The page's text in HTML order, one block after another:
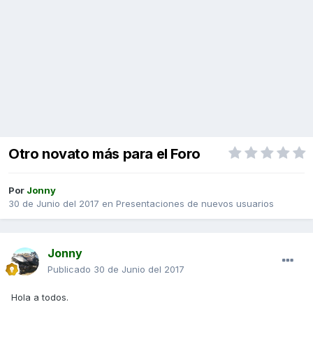
Otro novato más para el Foro
Por Jonny
30 de Junio del 2017 en Presentaciones de nuevos usuarios
Jonny
Publicado 30 de Junio del 2017
Hola a todos.